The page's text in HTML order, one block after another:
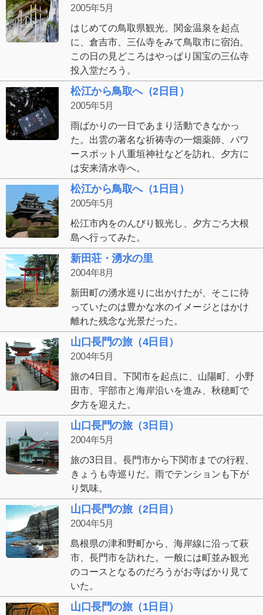
2005年5月
はじめての鳥取県観光。関金温泉を起点
に、倉吉市、三仏寺をみて鳥取市に宿泊。
この日の見どころはやっぱり国宝の三仏寺
投入堂だろう。
松江から鳥取へ（2日目）
2005年5月
雨ばかりの一日であまり活動できなかっ
た。出雲の著名な祈祷寺の一畑薬師、パワ
ースポット八重垣神社などを訪れ、夕方に
は安来清水寺へ。
松江から鳥取へ（1日目）
2005年5月
松江市内をのんびり観光し、夕方ごろ大根
島へ行ってみた。
新田荘・湧水の里
2004年8月
新田町の湧水巡りに出かけたが、そこに待
っていたのは豊かな水のイメージとはかけ
離れた残念な光景だった。
山口長門の旅（4日目）
2004年5月
旅の4日目。下関市を起点に、山陽町、小野
田市、宇部市と海岸沿いを進み、秋穂町で
夕方を迎えた。
山口長門の旅（3日目）
2004年5月
旅の3日目。長門市から下関市までの行程、
きょうも寺巡りだ。雨でテンションも下が
り気味。
山口長門の旅（2日目）
2004年5月
島根県の津和野町から、海岸線に沿って萩
市、長門市を訪れた。一般には町並み観光
のコースとなるのだろうがお寺ばかり見て
いた。
山口長門の旅（1日目）